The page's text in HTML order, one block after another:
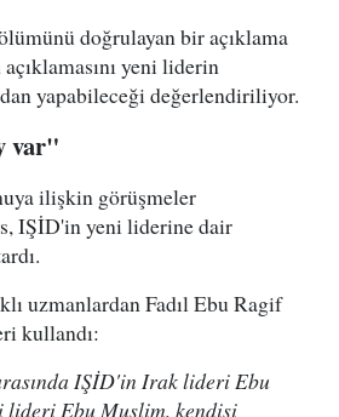
doğrulayan bir açıklama
yeni liderin
yapabileceği değerlendiriliyor.
var"
ilişkin görüşmeler
IŞİD'in yeni liderine dair
uzmanlardan Fadıl Ebu Ragif
kullandı:
IŞİD'in Irak lideri Ebu
lideri Ebu Muslim, kendisi